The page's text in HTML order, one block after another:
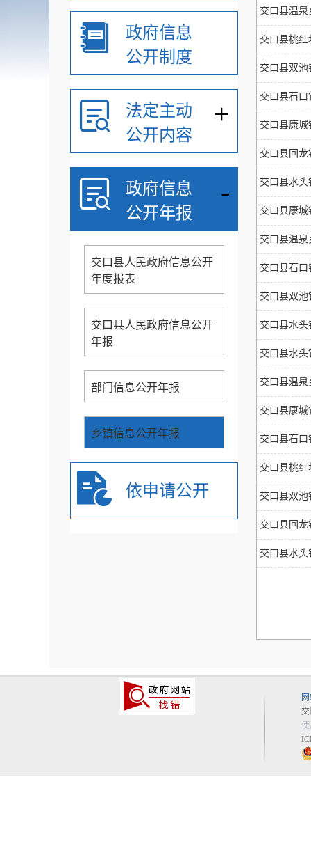
政府信息
公开制度
法定主动
公开内容
+
政府信息
公开年报
-
交口县人民政府信息公开
年度报表
交口县人民政府信息公开
年报
部门信息公开年报
乡镇信息公开年报
依申请公开
交口县温泉
交口县桃红
交口县双池
交口县石口
交口县康城
交口县回龙
交口县水头
交口县康城
交口县温泉
交口县石口
交口县双池
交口县水头
交口县水头
交口县温泉
交口县康城
交口县石口
交口县桃红
交口县双池
交口县回龙
交口县水头